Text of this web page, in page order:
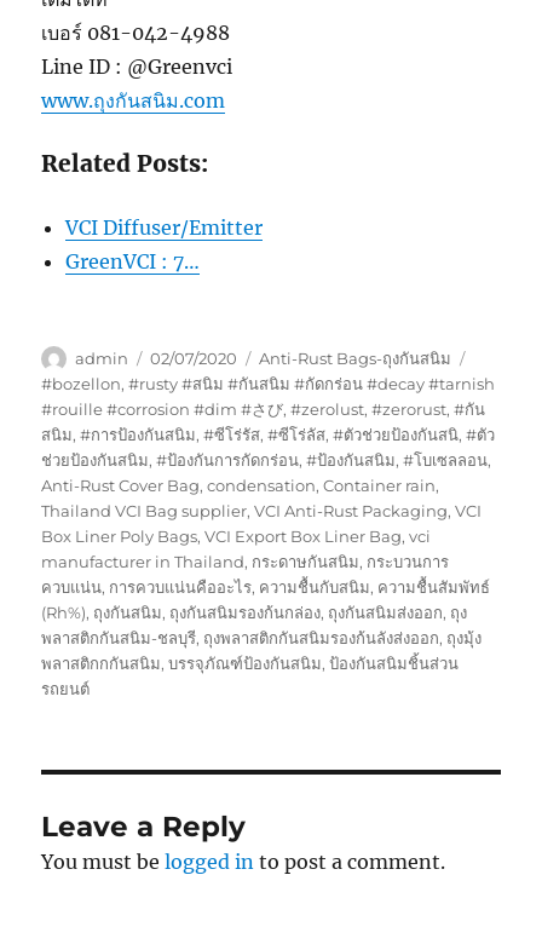
เบอร์ 081-042-4988
Line ID : @Greenvci
www.ถุงกันสนิม.com
Related Posts:
VCI Diffuser/Emitter
GreenVCI : 7…
Author
admin
Posted
on
02/07/2020 Categories
Anti-Rust Bags-ถุงกันสนิม
#bozellon,#rusty #สนิม #กันสนิม #กัดกร่อน #decay #tarnish
#rouille #corrosion #dim #さび,#zerolust,#zerorust,#กัน
สนิม,#การป้องกันสนิม,#ซีโร่รัส,#ซีโร่ลัส,#ตัวช่วยป้องกันสนิ,#ตัว
ช่วยป้องกันสนิม,#ป้องกันการกัดกร่อน,#ป้องกันสนิม,#โบเซลลอน,
Anti-Rust Cover Bag,condensation,Container rain,
Thailand VCI Bag supplier,VCI Anti-Rust Packaging,VCI
Box Liner Poly Bags,VCI Export Box Liner Bag,vci
manufacturer in Thailand, กระดาษกันสนิม, กระบวนการ
ควบแน่น, การควบแน่นคืออะไร, ความชื้นกับสนิม, ความชื้นสัมพัทธ์
(Rh%), ถุงกันสนิม, ถุงกันสนิมรองก้นกล่อง, ถุงกันสนิมส่งออก, ถุง
พลาสติกกันสนิม-ชลบุรี, ถุงพลาสติกกันสนิมรองก้นลังส่งออก, ถุงมุ้ง
พลาสติกกกันสนิม,บรรจุภัณฑ์ป้องกันสนิม,ป้องกันสนิมชิ้นส่วน
รถยนต์
Leave a Reply
You must belogged in to post a comment.